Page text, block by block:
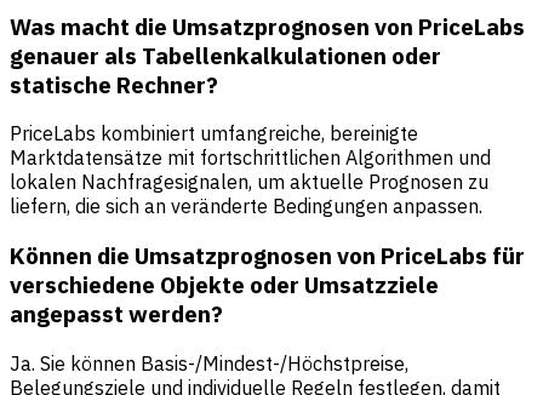
Was macht die Umsatzprognosen von PriceLabs
genauer als Tabellenkalkulationen oder
statische Rechner?
PriceLabs kombiniert umfangreiche, bereinigte
Marktdatensätze mit fortschrittlichen Algorithmen und
lokalen Nachfragesignalen, um aktuelle Prognosen zu
liefern, die sich an veränderte Bedingungen anpassen.
Können die Umsatzprognosen von PriceLabs für
verschiedene Objekte oder Umsatzziele
angepasst werden?
Ja. Sie können Basis-/Mindest-/Höchstpreise,
Belegungsziele und individuelle Regeln festlegen, damit